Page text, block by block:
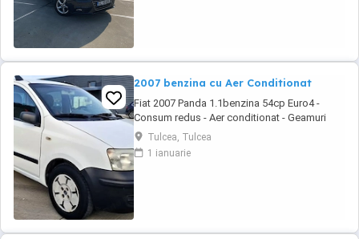
2007 benzina cu Aer Conditionat
Fiat 2007 Panda 1.1benzina 54cp Euro4 -
Consum redus - Aer conditionat - Geamuri
electrice - Oglinzile reglabile - Sistem ftanare
ABS - Airbaguri frontale - Radio CD cu MP3 -
Anvelope de iarna M+S - Portbagaj foarte
Tulcea, Tulcea
1 ianuarie